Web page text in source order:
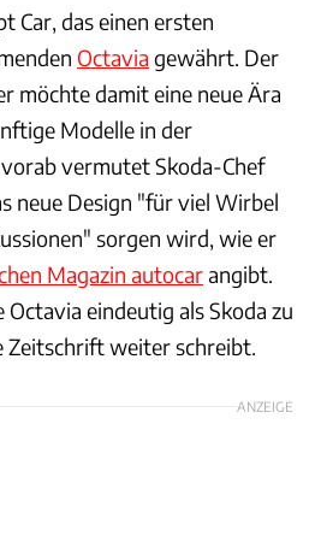
Car, das einen ersten
Octavia gewährt. Der
möchte damit eine neue Ära
Modelle in der
vermutet Skoda-Chef
neue Design "für viel Wirbel
sorgen wird, wie er
Magazin autocarangibt.
Octavia eindeutig als Skoda zu
Zeitschrift weiter schreibt.
ANZEIGE